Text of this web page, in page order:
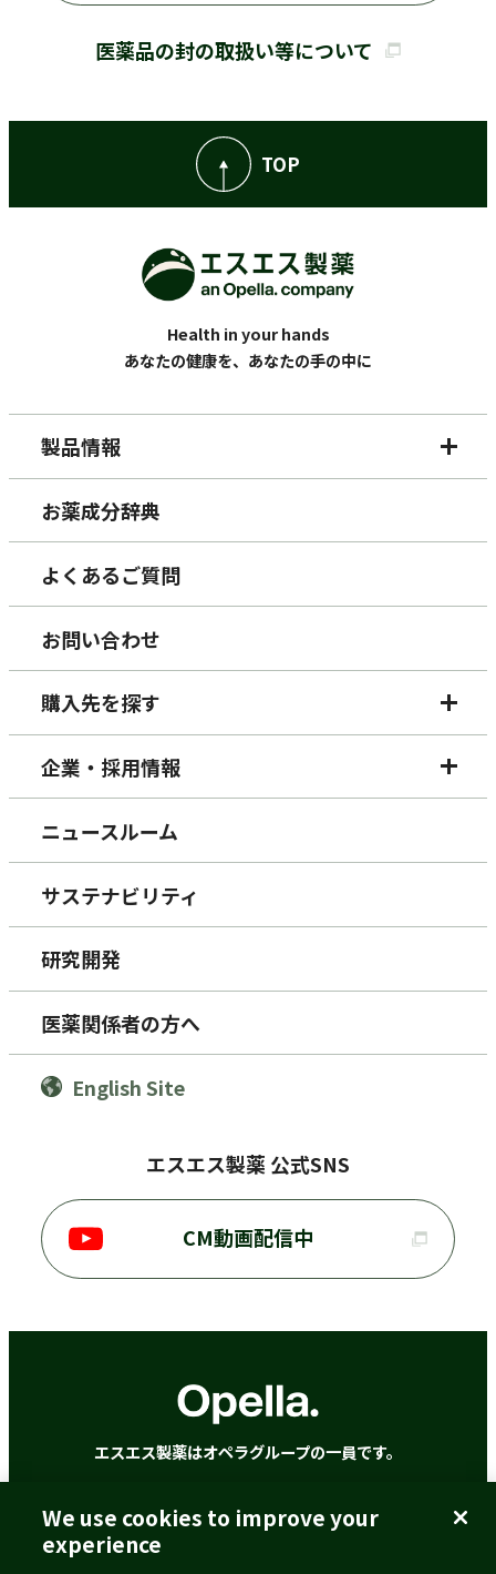
医薬品の封の取扱い等について
TOP
Health in your hands
あなたの健康を、あなたの手の中に
製品情報
お薬成分辞典
よくあるご質問
お問い合わせ
購入先を探す
企業・採用情報
ニュースルーム
サステナビリティ
研究開発
医薬関係者の方へ
English Site
エスエス製薬 公式SNS
CM動画配信中
エスエス製薬はオペラグループの一員です。
ご利用に際して
個人情報の取扱いについて
クッキーポリシー
We use cookies to improve your
experience